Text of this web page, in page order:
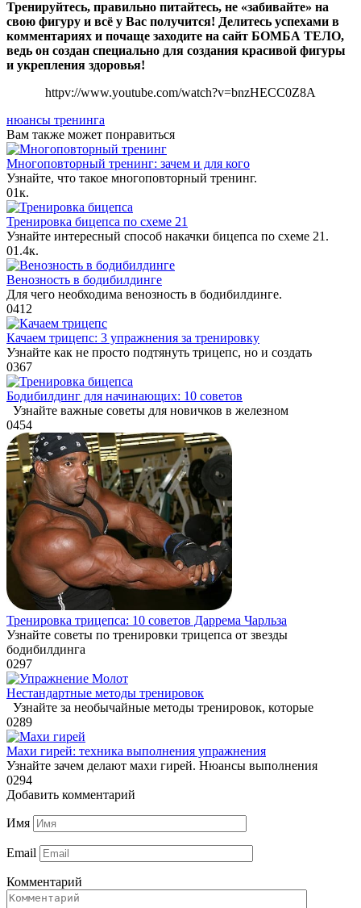
Тренируйтесь, правильно питайтесь, не «забивайте» на
свою фигуру и всё у Вас получится! Делитесь успехами в
комментариях и почаще заходите на сайт БОМБА ТЕЛО,
ведь он создан специально для создания красивой фигуры
и укрепления здоровья!
httpv://www.youtube.com/watch?v=bnzHECC0Z8A
нюансы тренинга
Вам также может понравиться
Многоповторный тренинг: зачем и для кого
Узнайте, что такое многоповторный тренинг.
01к.
Тренировка бицепса по схеме 21
Узнайте интересный способ накачки бицепса по схеме 21.
01.4к.
Венозность в бодибилдинге
Для чего необходима венозность в бодибилдинге.
0412
Качаем трицепс: 3 упражнения за тренировку
Узнайте как не просто подтянуть трицепс, но и создать
0367
Бодибилдинг для начинающих: 10 советов
Узнайте важные советы для новичков в железном
0454
Тренировка трицепса: 10 советов Даррема Чарльза
Узнайте советы по тренировки трицепса от звезды
бодибилдинга
0297
Нестандартные методы тренировок
Узнайте за необычайные методы тренировок, которые
0289
Махи гирей: техника выполнения упражнения
Узнайте зачем делают махи гирей. Нюансы выполнения
0294
Добавить комментарий
Имя
Email
Комментарий